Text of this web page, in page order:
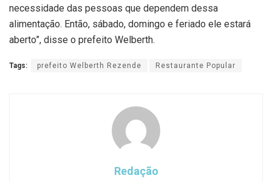
necessidade das pessoas que dependem dessa
alimentação. Então, sábado, domingo e feriado ele estará
aberto”, disse o prefeito Welberth.
Tags: prefeito Welberth Rezende Restaurante Popular
Redação